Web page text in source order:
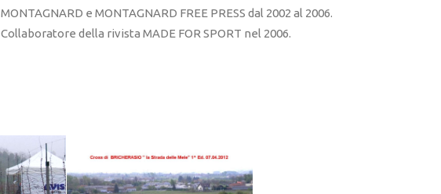
MONTAGNARD e MONTAGNARD FREE PRESS dal 2002 al 2006.
Collaboratore della rivista MADE FOR SPORT nel 2006.